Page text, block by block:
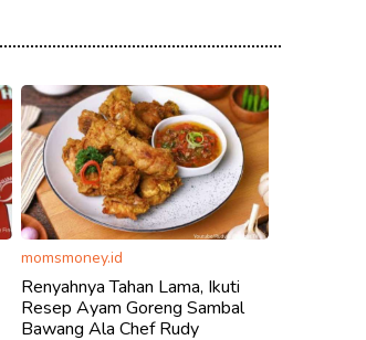
momsmoney.id
Renyahnya Tahan Lama, Ikuti
Resep Ayam Goreng Sambal
Bawang Ala Chef Rudy